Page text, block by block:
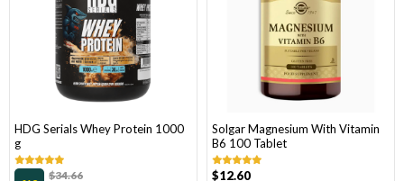
HDG Serials Whey Protein 1000
g
$34.66
Solgar Magnesium With Vitamin
B6 100 Tablet
$12.60